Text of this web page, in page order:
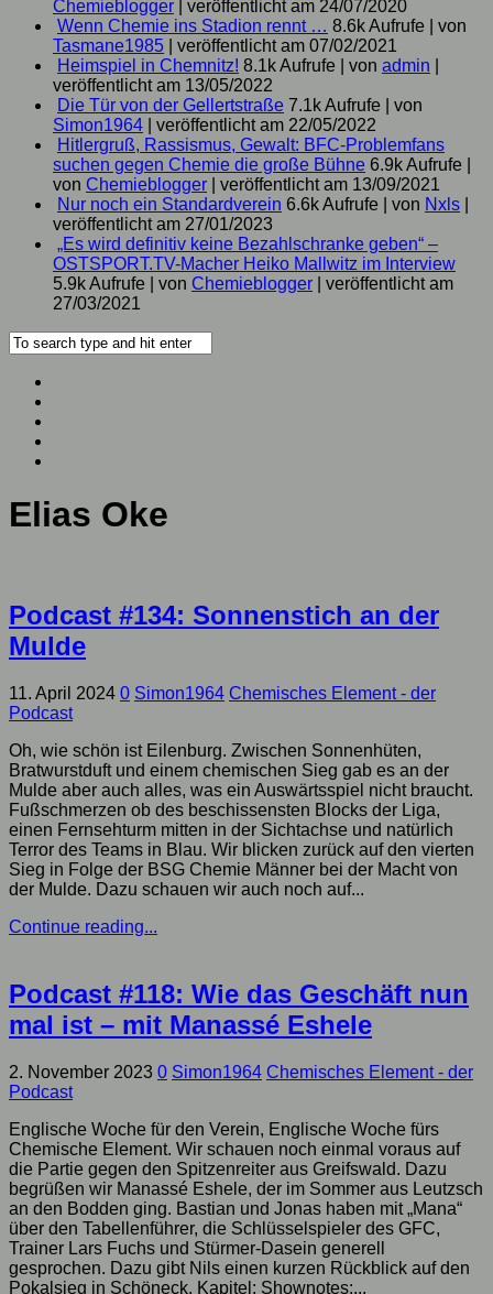
Chemieblogger
veröffentlicht am 24/07/2020
Wenn Chemie ins Stadion rennt … 8.6k Aufrufe
von
Tasmane1985
veröffentlicht am 07/02/2021
Heimspiel in Chemnitz! 8.1k Aufrufe von admin
veröffentlicht am 13/05/2022
Die Tür von der Gellertstraße 7.1k Aufrufe
von
Simon1964
veröffentlicht am 22/05/2022
Hitlergruß, Rassismus, Gewalt: BFC-Problemfans
suchen gegen Chemie die große Bühne 6.9k Aufrufe
von Chemieblogger
veröffentlicht am 13/09/2021
Nur noch ein Standardverein 6.6k Aufrufe von Nxls
veröffentlicht am 27/01/2023
„Es wird definitiv keine Bezahlschranke geben“ –
OSTSPORT.TV-Macher Heiko Mallwitz im Interview
5.9k Aufrufe
von Chemieblogger
veröffentlicht am
27/03/2021
Elias Oke
Podcast #134: Sonnenstich an der
Mulde
11. April 2024 0 Simon1964 Chemisches Element - der
Podcast
Oh, wie schön ist Eilenburg. Zwischen Sonnenhüten,
Bratwurstduft und einem chemischen Sieg gab es an der
Mulde aber auch alles, was ein Auswärtsspiel nicht braucht.
Fußschmerzen ob des beschissensten Blocks der Liga,
einen Fernsehturm mitten in der Sichtachse und natürlich
Terror des Teams in Blau. Wir blicken zurück auf den vierten
Sieg in Folge der BSG Chemie Männer bei der Macht von
der Mulde. Dazu schauen wir auch noch auf...
Continue reading...
Podcast #118: Wie das Geschäft nun
mal ist – mit Manassé Eshele
2. November 2023 0 Simon1964 Chemisches Element - der
Podcast
Englische Woche für den Verein, Englische Woche fürs
Chemische Element. Wir schauen noch einmal voraus auf
die Partie gegen den Spitzenreiter aus Greifswald. Dazu
begrüßen wir Manassé Eshele, der im Sommer aus Leutzsch
an den Bodden ging. Bastian und Jonas haben mit „Mana“
über den Tabellenführer, die Schlüsselspieler des GFC,
Trainer Lars Fuchs und Stürmer-Dasein generell
gesprochen. Dazu gibt Nils einen kurzen Rückblick auf den
Pokalsieg in Schöneck. Kapitel: Shownotes:...